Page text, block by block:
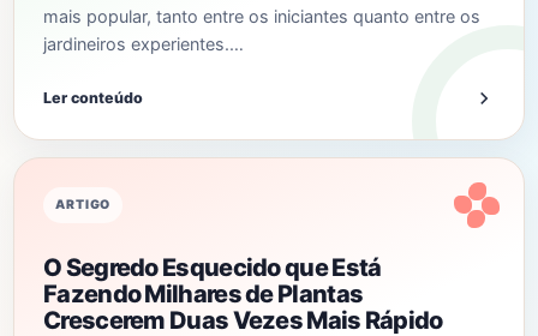
mais popular, tanto entre os iniciantes quanto entre os
jardineiros experientes.…
Ler conteúdo
ARTIGO
O Segredo Esquecido que Está
Fazendo Milhares de Plantas
Crescerem Duas Vezes Mais Rápido